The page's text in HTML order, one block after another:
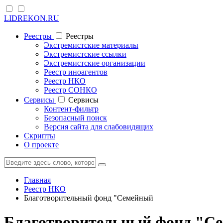
LIDREKON.RU
Реестры
Реестры
Экстремистские материалы
Экстремистские ссылки
Экстремистские организации
Реестр иноагентов
Реестр НКО
Реестр СОНКО
Cервисы
Cервисы
Контент-фильтр
Безопасный поиск
Версия сайта для слабовидящих
Скрипты
О проекте
Главная
Реестр НКО
Благотворительный фонд "Семейный